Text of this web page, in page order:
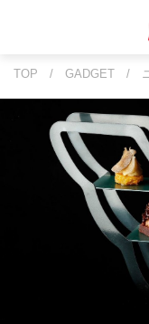
TOP / GADGET /